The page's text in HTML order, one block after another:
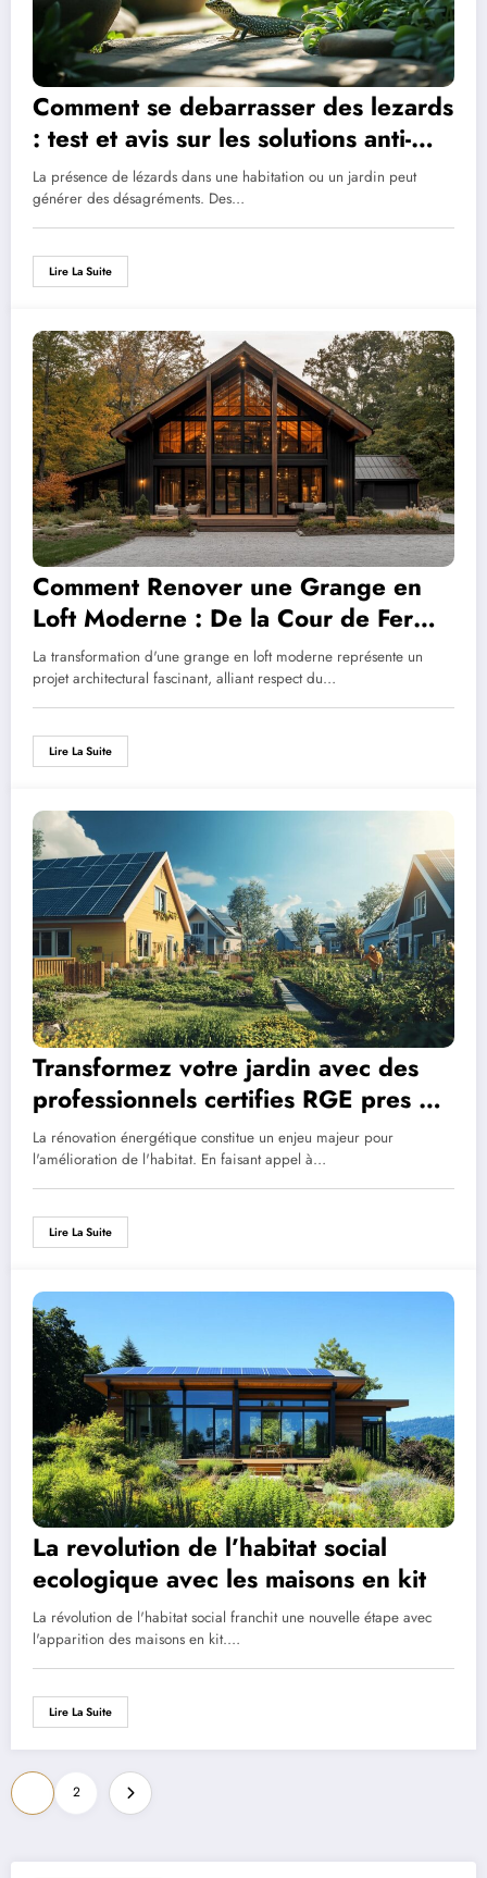
Comment se debarrasser des lezards
: test et avis sur les solutions anti-
reptiles les plus efficaces
La présence de lézards dans une habitation ou un jardin peut
générer des désagréments. Des…
Lire La Suite
Comment Renover une Grange en
Loft Moderne : De la Cour de Ferme
au Jardin Design
La transformation d'une grange en loft moderne représente un
projet architectural fascinant, alliant respect du…
Lire La Suite
Transformez votre jardin avec des
professionnels certifies RGE pres de
chez vous
La rénovation énergétique constitue un enjeu majeur pour
l'amélioration de l'habitat. En faisant appel à…
Lire La Suite
La revolution de l’habitat social
ecologique avec les maisons en kit
La révolution de l'habitat social franchit une nouvelle étape avec
l'apparition des maisons en kit.…
Lire La Suite
Pagination
des
publications
2